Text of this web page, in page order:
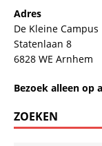
Adres
De Kleine Campus
Statenlaan 8
6828 WE Arnhem
Bezoek alleen op
ZOEKEN